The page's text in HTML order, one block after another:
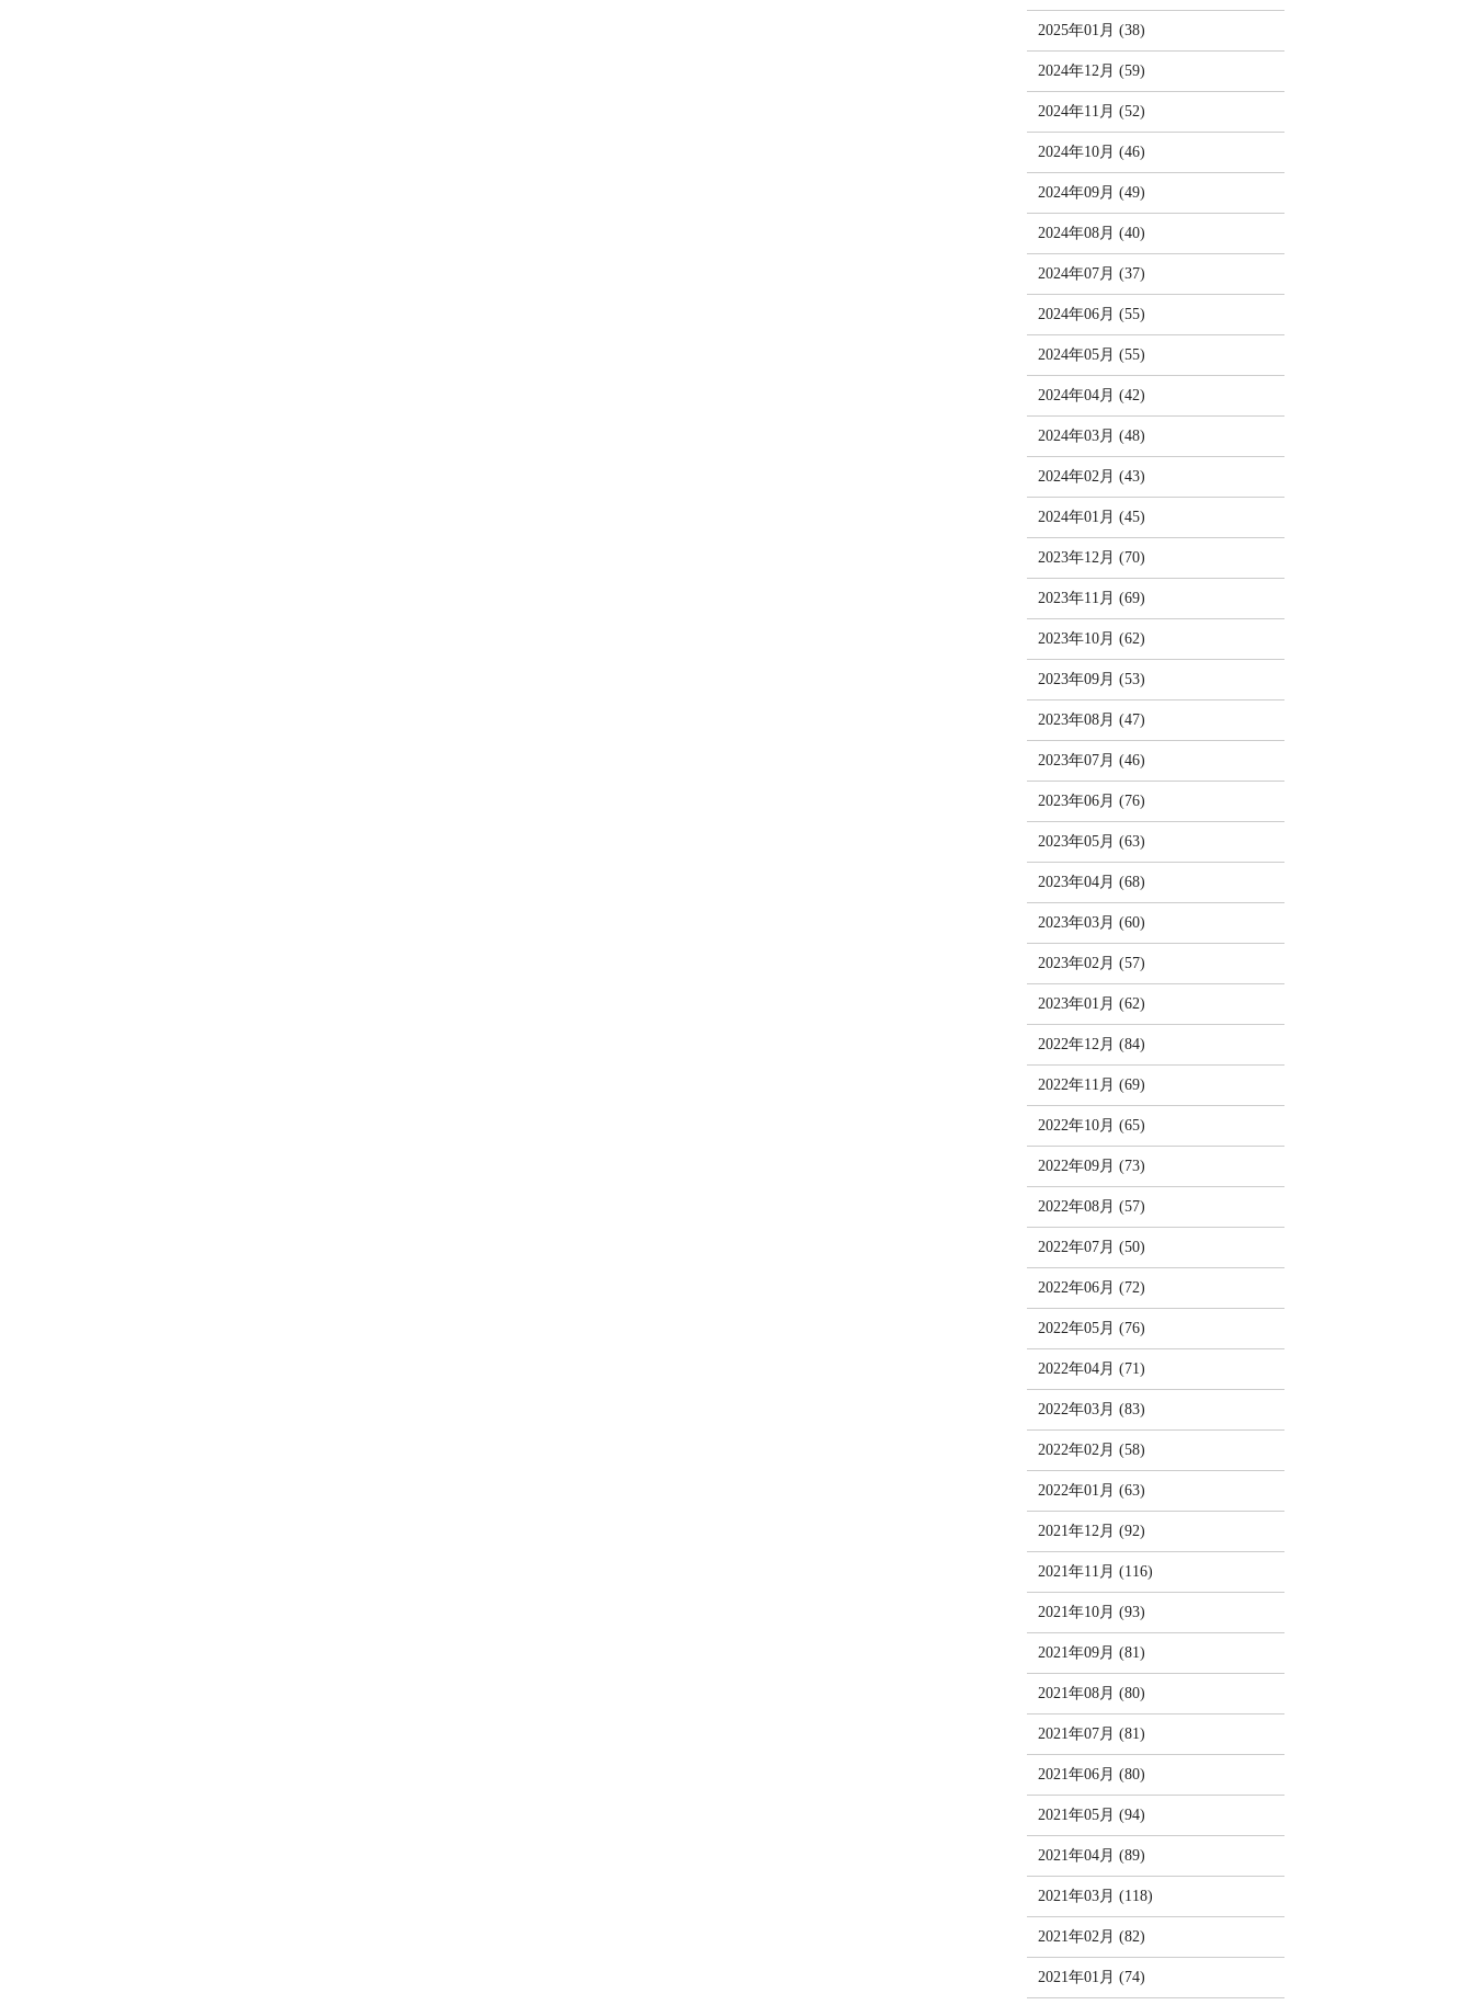
2025年01月 (38)
2024年12月 (59)
2024年11月 (52)
2024年10月 (46)
2024年09月 (49)
2024年08月 (40)
2024年07月 (37)
2024年06月 (55)
2024年05月 (55)
2024年04月 (42)
2024年03月 (48)
2024年02月 (43)
2024年01月 (45)
2023年12月 (70)
2023年11月 (69)
2023年10月 (62)
2023年09月 (53)
2023年08月 (47)
2023年07月 (46)
2023年06月 (76)
2023年05月 (63)
2023年04月 (68)
2023年03月 (60)
2023年02月 (57)
2023年01月 (62)
2022年12月 (84)
2022年11月 (69)
2022年10月 (65)
2022年09月 (73)
2022年08月 (57)
2022年07月 (50)
2022年06月 (72)
2022年05月 (76)
2022年04月 (71)
2022年03月 (83)
2022年02月 (58)
2022年01月 (63)
2021年12月 (92)
2021年11月 (116)
2021年10月 (93)
2021年09月 (81)
2021年08月 (80)
2021年07月 (81)
2021年06月 (80)
2021年05月 (94)
2021年04月 (89)
2021年03月 (118)
2021年02月 (82)
2021年01月 (74)